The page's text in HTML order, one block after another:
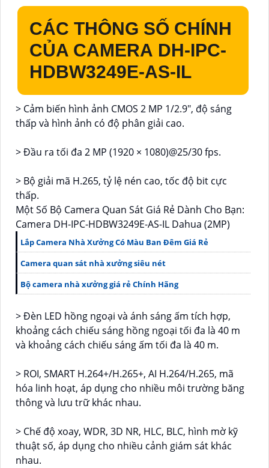
CÁC THÔNG SỐ CHÍNH
CỦA CAMERA DH-IPC-
HDBW3249E-AS-IL
> Cảm biến hình ảnh CMOS 2 MP 1/2.9", độ sáng
thấp và hình ảnh có độ phân giải cao.
> Đầu ra tối đa 2 MP (1920 × 1080)@25/30 fps.
> Bộ giải mã H.265, tỷ lệ nén cao, tốc độ bit cực
thấp.
Một Số Bộ Camera Quan Sát Giá Rẻ Dành Cho Bạn:
Camera DH-IPC-HDBW3249E-AS-IL Dahua (2MP)
Lắp Camera Nhà Xưởng Có Màu Ban Đêm Giá Rẻ
Camera quan sát nhà xưởng siêu nét
Bộ camera nhà xưởng giá rẻ Chính Hãng
> Đèn LED hồng ngoại và ánh sáng ấm tích hợp,
khoảng cách chiếu sáng hồng ngoại tối đa là 40 m
và khoảng cách chiếu sáng ấm tối đa là 40 m.
> ROI, SMART H.264+/H.265+, AI H.264/H.265, mã
hóa linh hoạt, áp dụng cho nhiều môi trường băng
thông và lưu trữ khác nhau.
> Chế độ xoay, WDR, 3D NR, HLC, BLC, hình mờ kỹ
thuật số, áp dụng cho nhiều cảnh giám sát khác
nhau.